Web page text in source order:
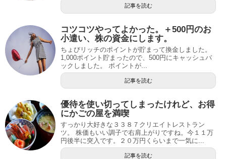
記事を読む
コツコツやってよかった。＋500円のお
小遣い、株の資金にします。
ちょびリッチのポイントが貯まって換金しました。
1,000ポイント貯まったので、500円にキャッシュバ
ックしました。 ポイントが...
記事を読む
優待を使い切ってしまったけれど、お得
にかごの屋を満喫
すっかり大好きな３３８７クリエイトレストラン
ツ。 株価もいい調子で右肩上がりですね。今１１万
円後半に突入です。２０万円くらいまで一気に...
記事を読む